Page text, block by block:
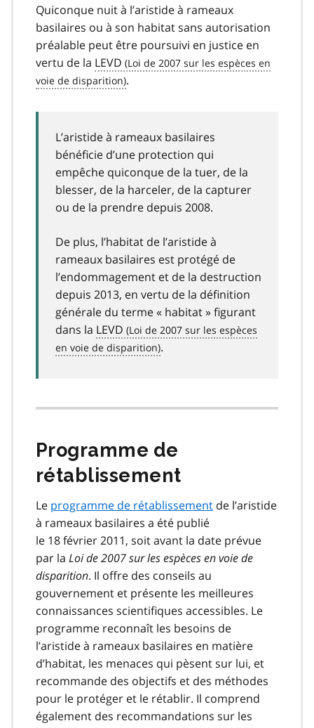
Quiconque nuit à l’aristide à rameaux
basilaires ou à son habitat sans autorisation
préalable peut être poursuivi en justice en
vertu de la LEVD
.
L’aristide à rameaux basilaires
bénéficie d’une protection qui
empêche quiconque de la tuer, de la
blesser, de la harceler, de la capturer
ou de la prendre depuis 2008.
De plus, l’habitat de l’aristide à
rameaux basilaires est protégé de
l’endommagement et de la destruction
depuis 2013, en vertu de la définition
générale du terme « habitat » figurant
dans la LEVD
.
Programme de
rétablissement
Le programme de rétablissement de l’aristide
à rameaux basilaires a été publié
le 18 février 2011, soit avant la date prévue
par la Loi de 2007 sur les espèces en voie de
disparition. Il offre des conseils au
gouvernement et présente les meilleures
connaissances scientifiques accessibles. Le
programme reconnaît les besoins de
l’aristide à rameaux basilaires en matière
d’habitat, les menaces qui pèsent sur lui, et
recommande des objectifs et des méthodes
pour le protéger et le rétablir. Il comprend
également des recommandations sur les